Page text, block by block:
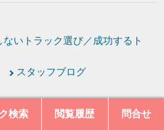
検索 閲覧履歴 問合せ
いトラック選び／成功するト
スタッフブログ